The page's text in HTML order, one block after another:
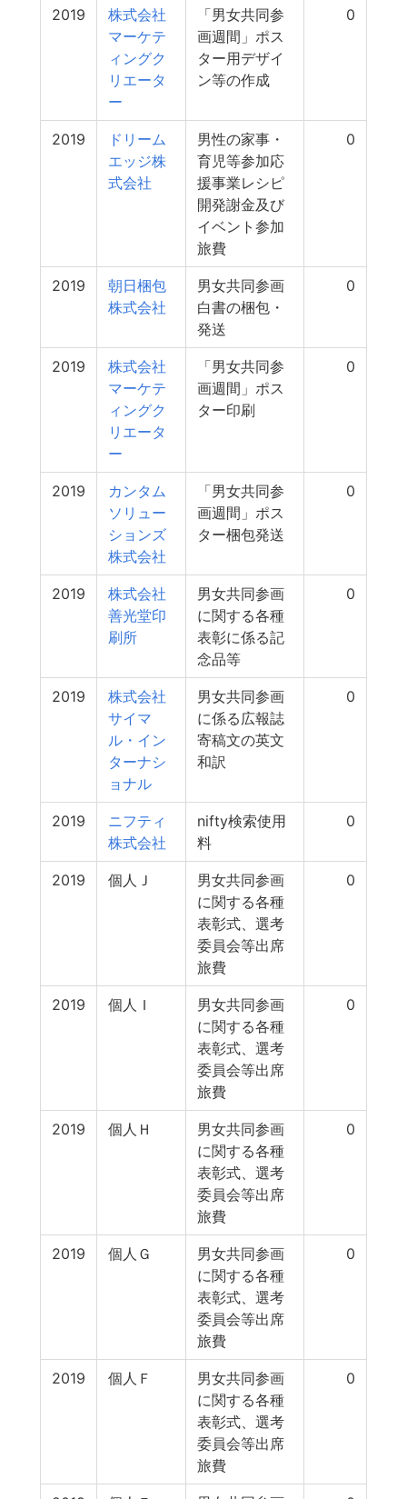
2019
株式会社
マーケテ
ィングク
リエータ
ー
「男女共同参
画週間」ポス
ター用デザイ
ン等の作成
0
2019
ドリーム
エッジ株
式会社
男性の家事・
育児等参加応
援事業レシピ
開発謝金及び
イベント参加
旅費
0
2019
朝日梱包
株式会社
男女共同参画
白書の梱包・
発送
0
2019
株式会社
マーケテ
ィングク
リエータ
ー
「男女共同参
画週間」ポス
ター印刷
0
2019
カンタム
ソリュー
ションズ
株式会社
「男女共同参
画週間」ポス
ター梱包発送
0
2019
株式会社
善光堂印
刷所
男女共同参画
に関する各種
表彰に係る記
念品等
0
2019
株式会社
サイマ
ル・イン
ターナシ
ョナル
男女共同参画
に係る広報誌
寄稿文の英文
和訳
0
2019
ニフティ
株式会社
nifty検索使用
料
0
2019 個人Ｊ
男女共同参画
に関する各種
表彰式、選考
委員会等出席
旅費
0
2019 個人Ｉ
男女共同参画
に関する各種
表彰式、選考
委員会等出席
旅費
0
2019 個人Ｈ
男女共同参画
に関する各種
表彰式、選考
委員会等出席
旅費
0
2019 個人Ｇ
男女共同参画
に関する各種
表彰式、選考
委員会等出席
旅費
0
2019 個人Ｆ
男女共同参画
に関する各種
表彰式、選考
委員会等出席
旅費
0